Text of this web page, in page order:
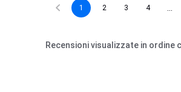
1 2 3 4
Recensioni visualizzate in ordine